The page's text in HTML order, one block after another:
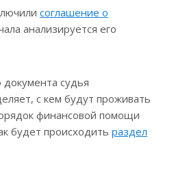
соглашение о
анализируется его
документа судья
с кем будут проживать
финансовой помощи
будет происходить раздел